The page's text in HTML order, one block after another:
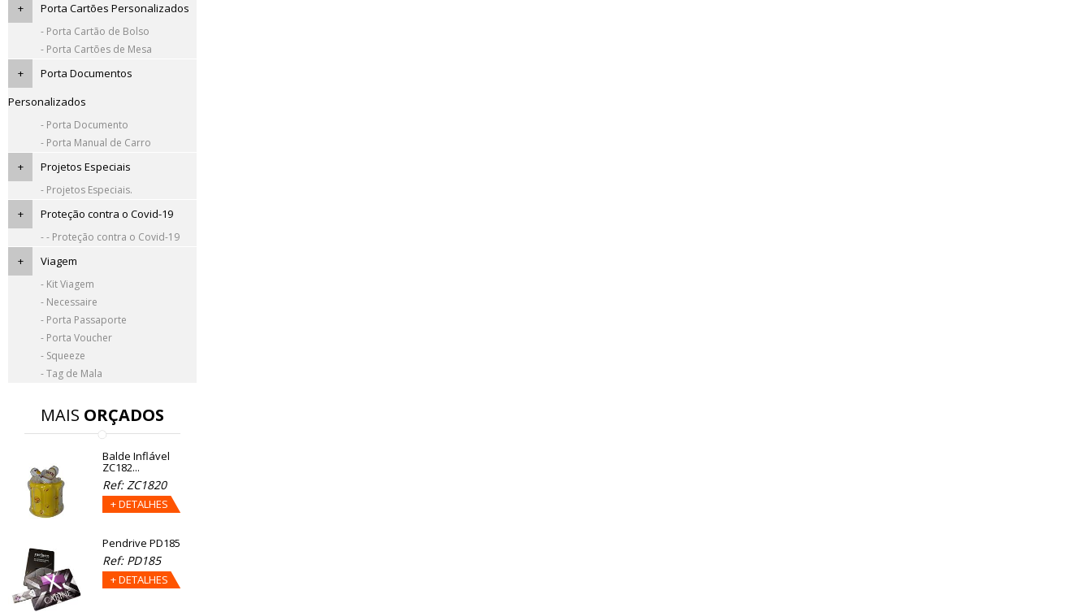
+ Porta Cartões Personalizados
- Porta Cartão de Bolso
- Porta Cartões de Mesa
+
Porta Documentos
Personalizados
- Porta Documento
- Porta Manual de Carro
+ Projetos Especiais
- Projetos Especiais.
+ Proteção contra o Covid-19
- - Proteção contra o Covid-19
+ Viagem
- Kit Viagem
- Necessaire
- Porta Passaporte
- Porta Voucher
- Squeeze
- Tag de Mala
MAIS ORÇADOS
Balde Inflável
ZC182...
Ref: ZC1820
+ DETALHES
Pendrive PD185
Ref: PD185
+ DETALHES